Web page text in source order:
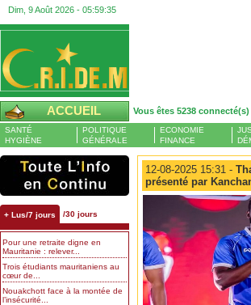
Dim, 9 Août 2026 - 05:59:36
ACCUEIL Vous êtes 5238
SANTÉ
HYGIÈNE
POLITIQUE
GÉNÉRALE
ECONOMIE
FINANCE
+ Lus/7 jours /30 jours
Pour une retraite digne en
Mauritanie : relever...
Trois étudiants mauritaniens au
cœur de...
Nouakchott face à la montée de
l’insécurité...
12-08-2025 15:31 -
présenté par